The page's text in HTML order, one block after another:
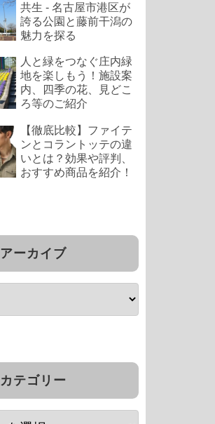
共生 - 名古屋市港区が
誇る公園と藤前干潟の
魅力を探る
人と緑をつなぐ庄内緑
地を楽しもう！施設案
内、四季の花、見どこ
ろ等のご紹介
【徹底比較】ファイテ
ンとコラントッテの違
いとは？効果や評判、
おすすめ商品を紹介！
アーカイブ
カテゴリー